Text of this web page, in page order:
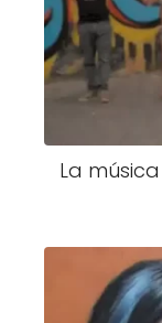
La